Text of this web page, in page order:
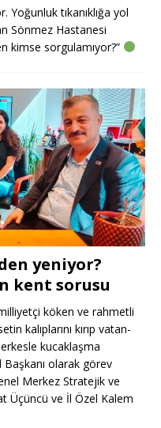
Yoğunluk tıkanıklığa yol
Sönmez Hastanesi
kimse sorgulamıyor?”
yeniyor?
kent sorusu
köken ve rahmetli
kalıplarını kırıp vatan-
kucaklaşma
olarak görev
Merkez Stratejik ve
Üçüncü ve İl Özel Kalem